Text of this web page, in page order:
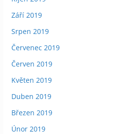
Září 2019
Srpen 2019
Červenec 2019
Červen 2019
Květen 2019
Duben 2019
Březen 2019
Únor 2019